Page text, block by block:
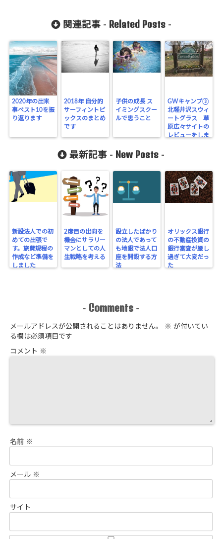
関連記事 - Related Posts-
2020年の出来
事ベスト10を振
り返ります
2018年 自分的
サーフィントピ
ックスのまとめ
です
子供の成長 ス
イミングスクー
ルで思うこと
GWキャンプ③
北軽井沢スウィ
ートグラス 草
原広々サイトの
レビューをしま
最新記事 - New Posts -
新設法人での初
めての出張で
す。旅費規程の
作成など準備を
しました
2度目の出向を
機会にサラリー
マンとしての人
生戦略を考える
設立したばかり
の法人であって
も地銀で法人口
座を開設する方
法
オリックス銀行
の不動産投資の
銀行審査が厳し
過ぎて大変だっ
た
- Comments -
メールアドレスが公開されることはありません。 ※ が付いてい
る欄は必須項目です
コメント ※
名前 ※
メール ※
サイト